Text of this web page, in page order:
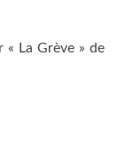
La Grève » de